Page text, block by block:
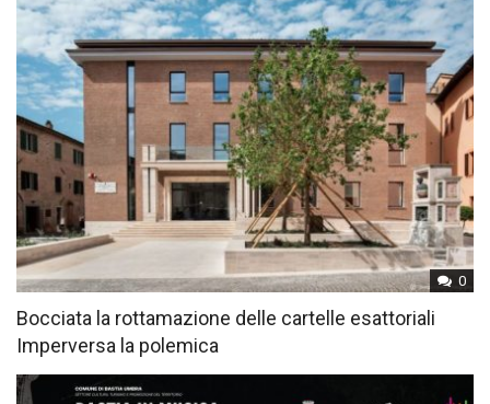
0
Bocciata la rottamazione delle cartelle esattoriali
Imperversa la polemica